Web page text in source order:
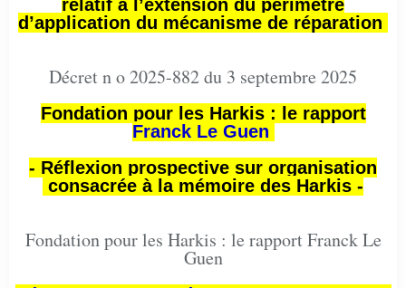
relatif à l’extension du périmètre
d’application du mécanisme de réparation
Décret n o 2025-882 du 3 septembre 2025
Fondation pour les Harkis : le rapport
Franck Le Guen
- Réflexion prospective sur organisation
consacrée à la mémoire des Harkis -
Fondation pour les Harkis : le rapport Franck Le
Guen